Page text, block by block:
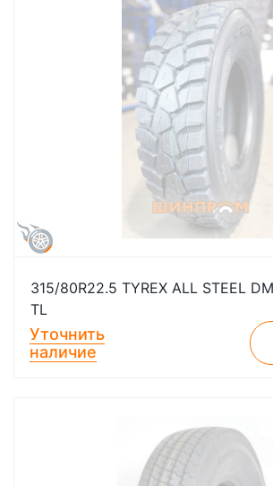
315/80R22.5 TYREX ALL STEEL
TL
Уточнить
наличие